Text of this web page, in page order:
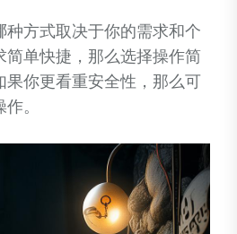
方式取决于你的需求和个
单快捷，那么选择操作简
你更看重安全性，那么可
。